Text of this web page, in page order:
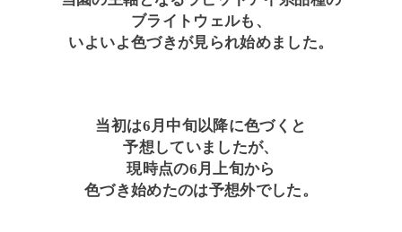
ブライトウェルも、
いよいよ色づきが見られ始めました。
当初は6月中旬以降に色づくと
予想していましたが、
現時点の6月上旬から
色づき始めたのは予想外でした。